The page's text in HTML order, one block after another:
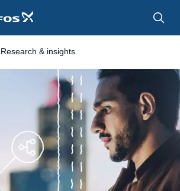
Research & insights